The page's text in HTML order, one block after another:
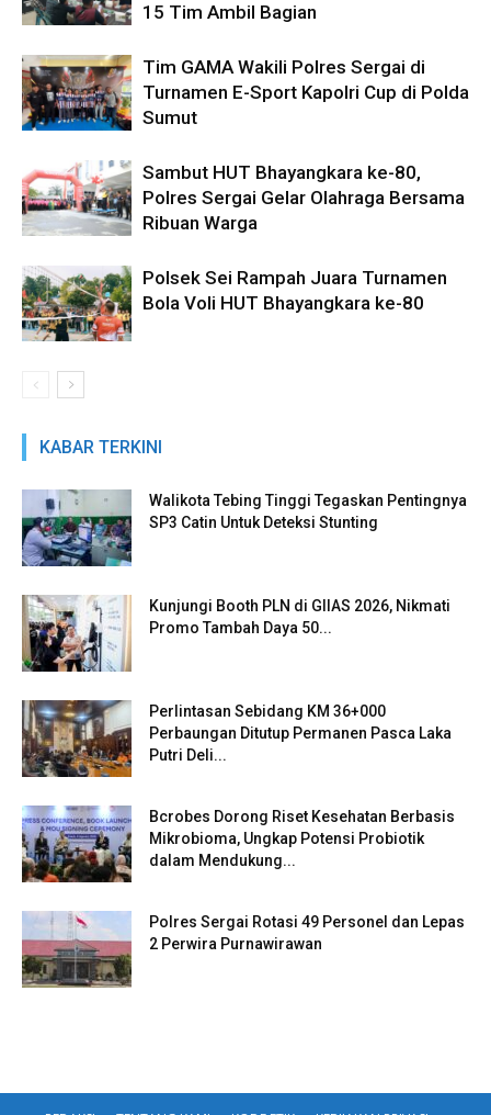
15 Tim Ambil Bagian
Tim GAMA Wakili Polres Sergai di
Turnamen E-Sport Kapolri Cup di Polda
Sumut
Sambut HUT Bhayangkara ke-80,
Polres Sergai Gelar Olahraga Bersama
Ribuan Warga
Polsek Sei Rampah Juara Turnamen
Bola Voli HUT Bhayangkara ke-80
KABAR TERKINI
Walikota Tebing Tinggi Tegaskan Pentingnya
SP3 Catin Untuk Deteksi Stunting
Kunjungi Booth PLN di GIIAS 2026, Nikmati
Promo Tambah Daya 50...
Perlintasan Sebidang KM 36+000
Perbaungan Ditutup Permanen Pasca Laka
Putri Deli...
Bcrobes Dorong Riset Kesehatan Berbasis
Mikrobioma, Ungkap Potensi Probiotik
dalam Mendukung...
Polres Sergai Rotasi 49 Personel dan Lepas
2 Perwira Purnawirawan